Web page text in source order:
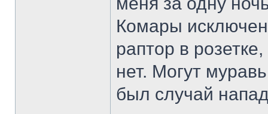
Комары
раптор в
нет. Могут
был случай